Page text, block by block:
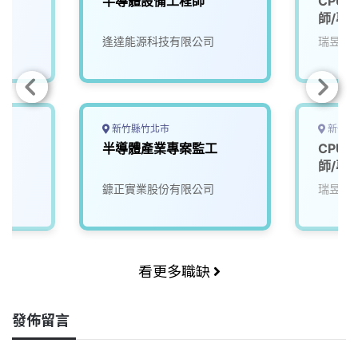
逢達能源科技有限公司
新竹縣竹北市
半導體產業專案監工
鏮正實業股份有限公司
師/專
瑞昱半
新竹
CPU
師/專
瑞昱半
看更多職缺
發佈留言